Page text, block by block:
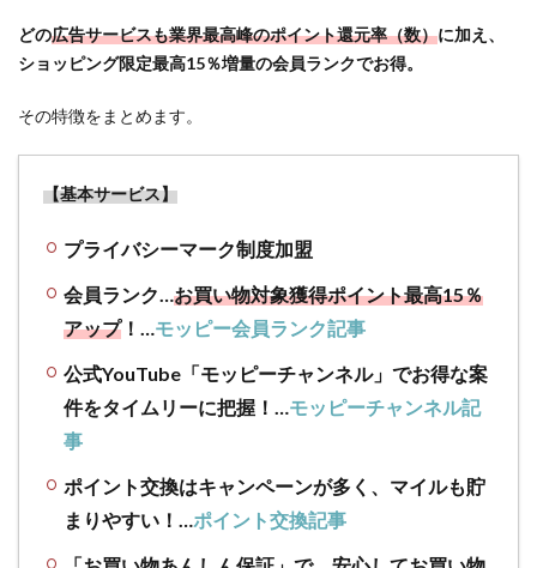
ト（コ
ジマ電
の情報
2.1
【概
要】
コジ
マネ
ット
はビ
ック
カメ
ラの
社で
ある
ジマ
どの広告サービスも業界最高峰のポイント還元率（数）に加え、
ショッピング限定最高15％増量の会員ランクでお得。
その特徴をまとめます。
【基本サービス】
プライバシーマーク制度加盟
会員ランク…お買い物対象獲得ポイント最高15％
アップ！…モッピー会員ランク記事
公式YouTube「モッピーチャンネル」でお得な案
件をタイムリーに把握！…モッピーチャンネル記
事
ポイント交換はキャンペーンが多く、マイルも貯
まりやすい！…ポイント交換記事